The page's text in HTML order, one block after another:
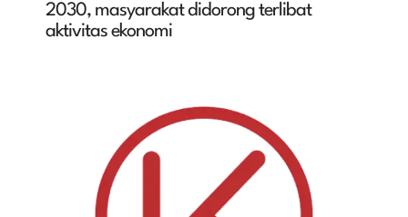
2030, masyarakat didorong terlibat
aktivitas ekonomi